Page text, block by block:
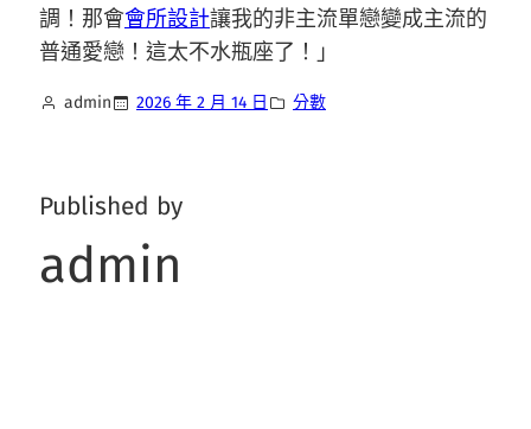
調！那會會所設計讓我的非主流單戀變成主流的
普通愛戀！這太不水瓶座了！」
admin 2026 年 2 月 14 日 分數
Published by
admin